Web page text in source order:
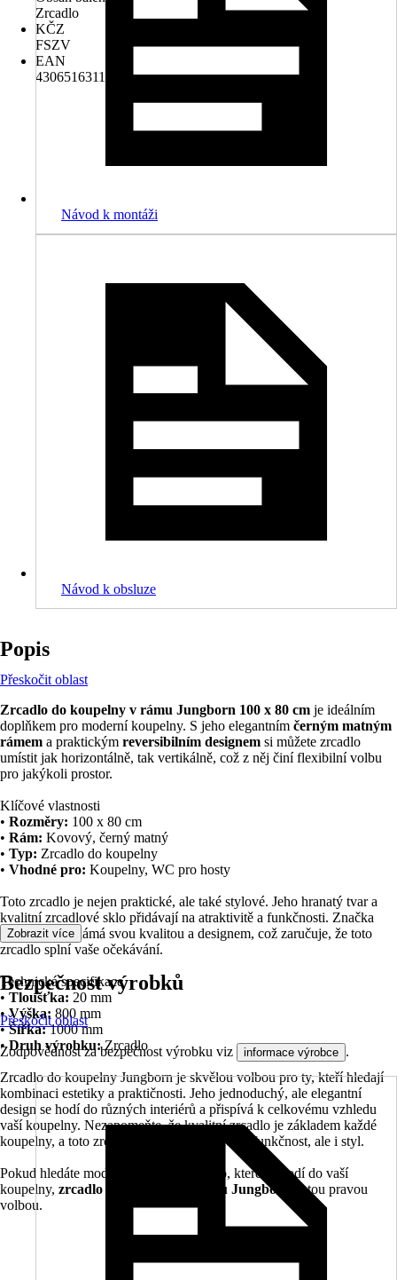
Zrcadlo
KČZ
FSZV
EAN
4306516311163
Návod k montáži
Návod k obsluze
Popis
Přeskočit oblast
Zrcadlo do koupelny v rámu Jungborn 100 x 80 cm je ideálním
doplňkem pro moderní koupelny. S jeho elegantním černým matným
rámem a praktickým reversibilním designem si můžete zrcadlo
umístit jak horizontálně, tak vertikálně, což z něj činí flexibilní volbu
pro jakýkoli prostor.
Klíčové vlastnosti
• Rozměry: 100 x 80 cm
• Rám: Kovový, černý matný
• Typ: Zrcadlo do koupelny
• Vhodné pro: Koupelny, WC pro hosty
Toto zrcadlo je nejen praktické, ale také stylové. Jeho hranatý tvar a
kvalitní zrcadlové sklo přidávají na atraktivitě a funkčnosti. Značka
Jungborn je známá svou kvalitou a designem, což zaručuje, že toto
zrcadlo splní vaše očekávání.
Technická specifikace
• Tloušťka: 20 mm
•Výška: 800 mm
•Šířka:1000 mm
•Druh výrobku:Zrcadlo
Zrcadlo do koupelny Jungborn je skvělou volbou pro ty, kteří hledají
kombinaci estetiky a praktičnosti. Jeho jednoduchý, ale elegantní
design se hodí do různých interiérů a přispívá k celkovému vzhledu
vaší koupelny. Nezapomeňte, že kvalitní zrcadlo je základem každé
koupelny, a toto zrcadlo vám poskytne nejen funkčnost, ale i styl.
Pokud hledáte moderní a stylové zrcadlo, které se hodí do vaší
koupelny, zrcadlo do koupelny v rámu Jungborn
je tou pravou
volbou.
Zobrazit více
Bezpečnost výrobků
Přeskočit oblast
Zodpovědnost za bezpečnost výrobku viz informace výrobce .